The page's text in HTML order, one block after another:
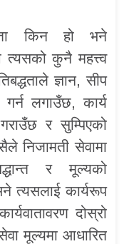
किन हो भने
त्यसको कुनै महत्त्व
ज्ञान, सीप
गर्न लगाउँछ, कार्य
गराउँछ र सुम्पिएको
निजामती सेवामा
र मूल्यको
त्यसलाई कार्यरूप
दोस्रो
मूल्यमा आधारित